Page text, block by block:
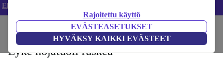
Rajoitettu käyttö
EVÄSTEASETUKSET
HYVÄKSY KAIKKI EVÄSTEET
Ehdot ja säännöt
Huonekalut
Lyke nojatuoli ruskea